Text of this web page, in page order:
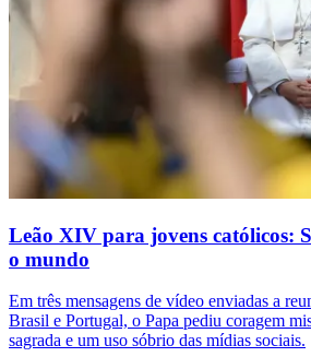
Leão XIV para jovens católicos:
o mundo
Em três mensagens de vídeo enviadas a
Brasil e Portugal, o Papa pediu coragem
sagrada e um uso sóbrio das mídias sociais.